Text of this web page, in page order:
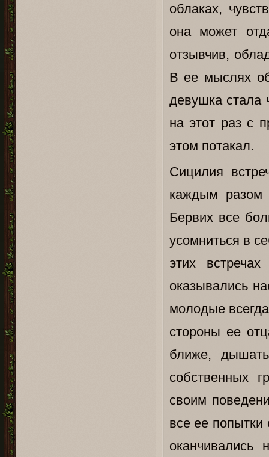
облаках,
она может
отзывчив,
В ее мыслях
девушка стала
на этот раз с
этом потакал.
Сицилия
каждым разом
Бервих все
усомниться в
этих
оказывались
молодые
стороны ее
ближе,
собственных
своим
все ее попытки
оканчивались